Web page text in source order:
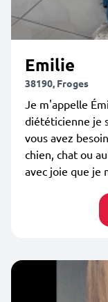
Emilie
38190, Froges
Je m'appelle
diététicienne je
vous avez
chien, chat ou
avec joie que je